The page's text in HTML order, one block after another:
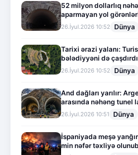
52 milyon dollarlıq
aparmayan yol
26.İyul.2026 10:52 Dünya
Tarixi ərazi yalanı:
bələdiyyəni də çaşdırdı
26.İyul.2026 10:52 Dünya
And dağları yarılır:
arasında nəhəng tunel
26.İyul.2026 10:51 Dünya
İspaniyada meşə
min nəfər təxliyə olunub